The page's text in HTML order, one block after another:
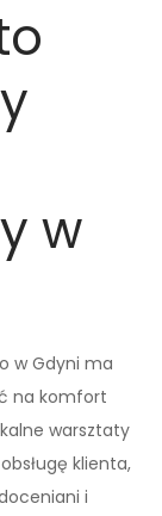
w
w Gdyni ma
na komfort
warsztaty
klienta,
i